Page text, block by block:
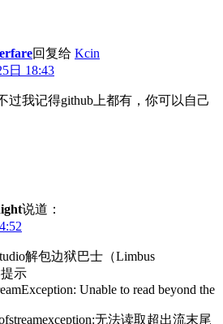
回复给 Kcin
日 18:43
过我记得github上都有，你可以自己
说道：
解包边狱巴士（Limbus
示
Unable to read beyond the
无法读取超出流末尾